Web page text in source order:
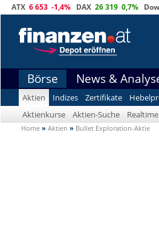
ATX 6 653 -1,4% DAX 26 319 0,7% Dow
Börse News &
Aktien Indizes Zertifikate
Aktienkurse
Aktien-Suche
Home » Aktien » Bullet Exploration-Aktie